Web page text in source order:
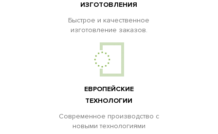
ИЗГОТОВЛЕНИЯ
Быстрое и качественное
изготовление заказов.
ЕВРОПЕЙСКИЕ
ТЕХНОЛОГИИ
Современное производство с
новыми технологиями